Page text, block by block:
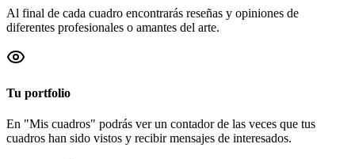
Al final de cada cuadro encontrarás reseñas y opiniones de
diferentes profesionales o amantes del arte.
Tu portfolio
En "Mis cuadros" podrás ver un contador de las veces que tus
cuadros han sido vistos y recibir mensajes de interesados.